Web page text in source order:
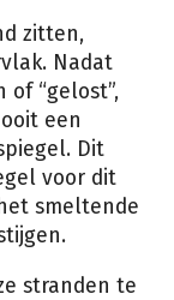
zitten,
Nadat
of “gelost”,
een
Dit
voor dit
smeltende
stranden te